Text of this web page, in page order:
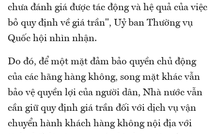
chưa đánh giá được tác động và hệ quả của việc
bỏ quy định về giá trần", Uỷ ban Thường vụ
Quốc hội nhìn nhận.
Do đó, để một mặt đảm bảo quyền chủ động
của các hãng hàng không, song mặt khác vẫn
bảo vệ quyền lợi của người dân, Nhà nước vẫn
cần giữ quy định giá trần đối với dịch vụ vận
chuyển hành khách hàng không nội địa với